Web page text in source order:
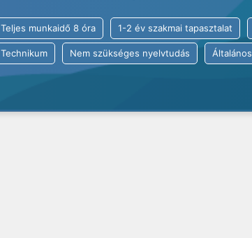
Teljes munkaidő 8 óra 1-2 év szakmai tapasztalat
Technikum Nem szükséges nyelvtudás Általános